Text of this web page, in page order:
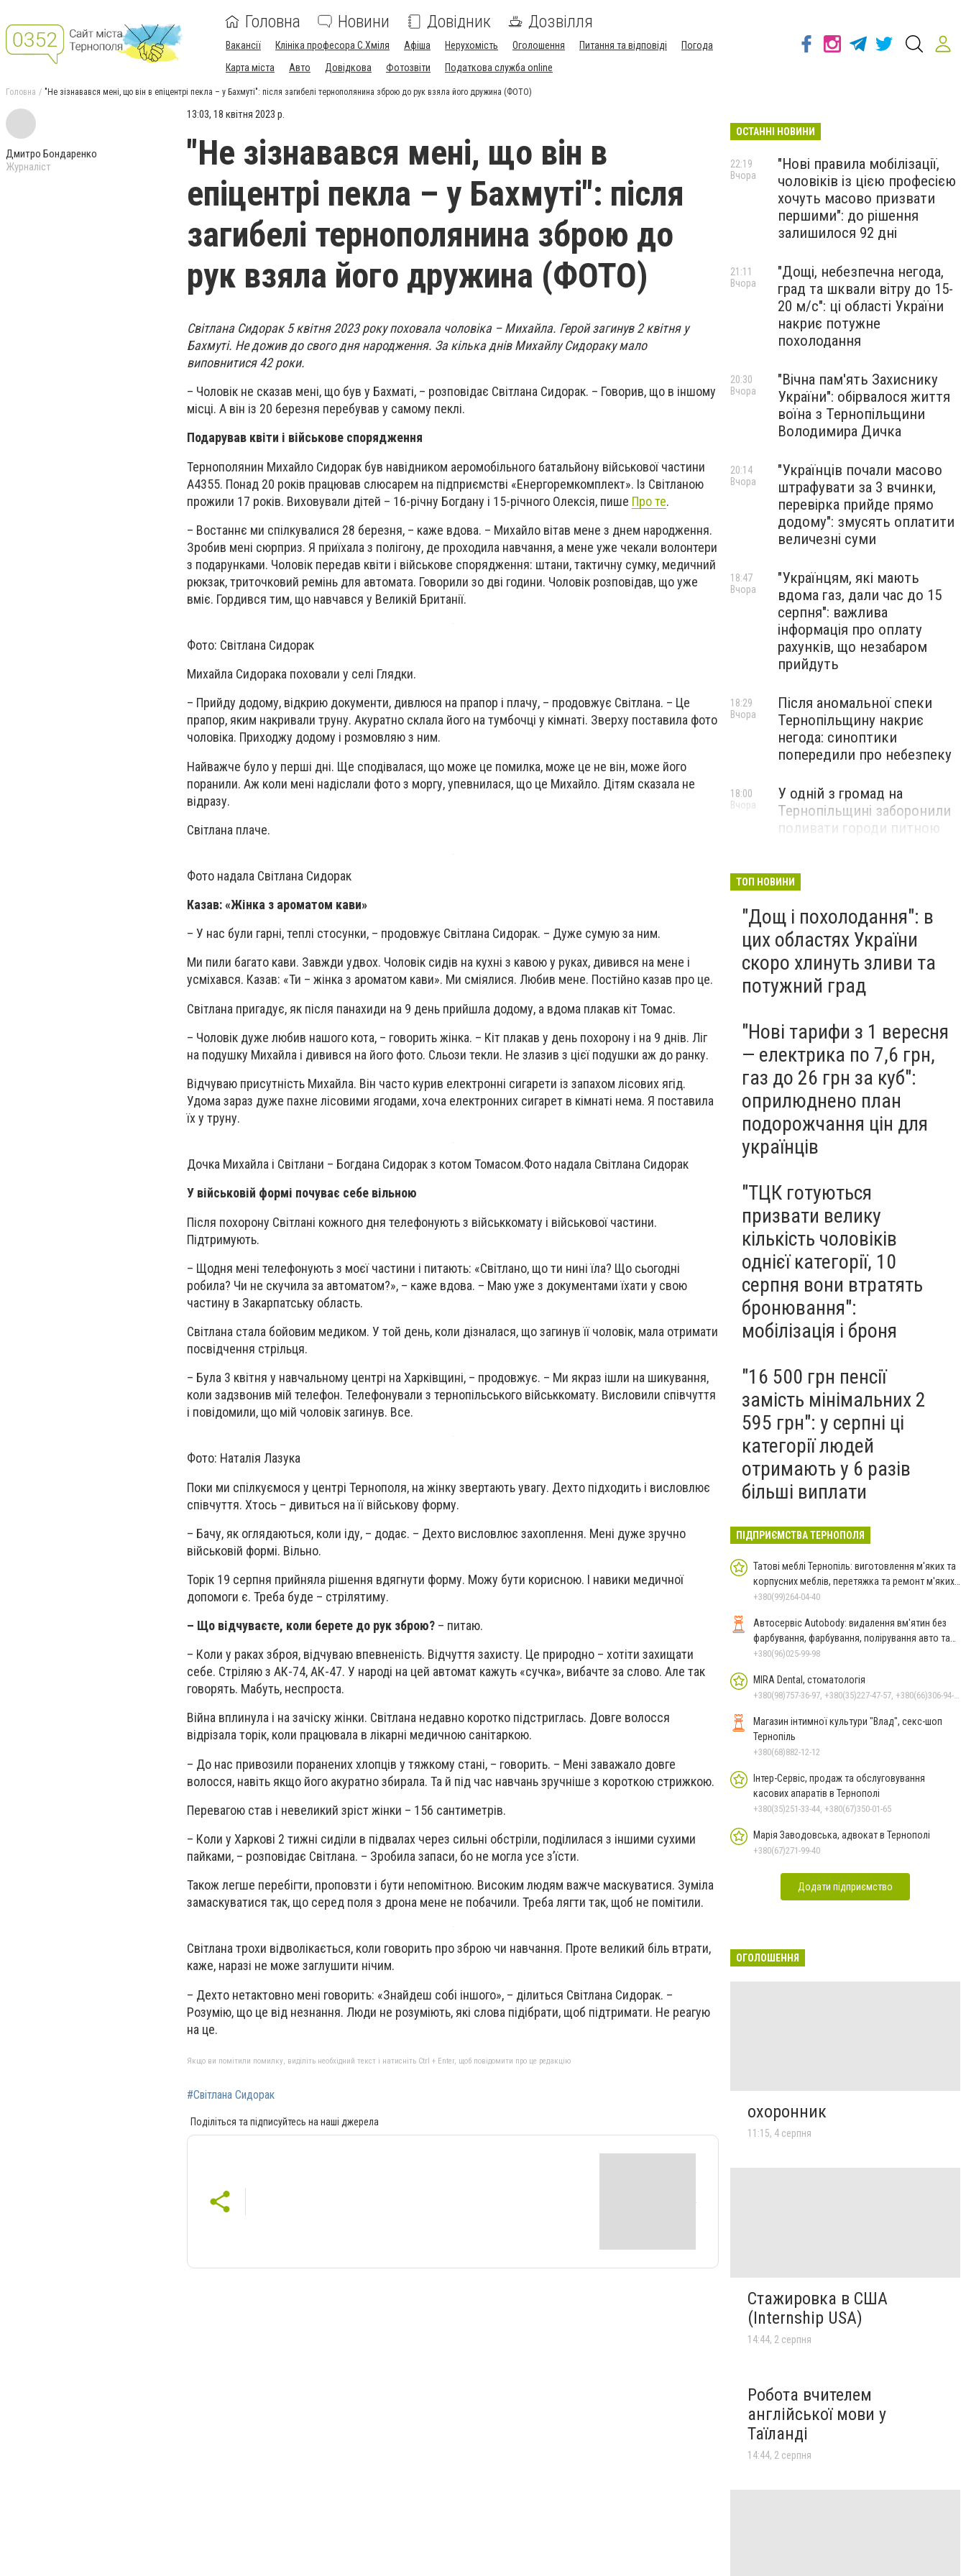
Головна Новини Довідник Дозвілля
Вакансії Клініка професора С.Хміля Афіша Нерухомість Оголошення Питання та відповіді
Погода
Карта міста
Авто Довідкова Фотозвіти Податкова служба online
Головна "Не зізнавався мені, що він в епіцентрі пекла – у Бахмуті": після загибелі тернополянина зброю до рук взяла його дружина (ФОТО)
Дмитро Бондаренко
Журналіст
13:03, 18 квітня 2023 р.
"Не зізнавався мені, що він в
епіцентрі пекла – у Бахмуті": після
загибелі тернополянина зброю до
рук взяла його дружина (ФОТО)
Світлана Сидорак 5 квітня 2023 року поховала чоловіка – Михайла. Герой загинув 2 квітня у
Бахмуті. Не дожив до свого дня народження. За кілька днів Михайлу Сидораку мало
виповнитися 42 роки.
– Чоловік не сказав мені, що був у Бахматі, – розповідає Світлана Сидорак. – Говорив, що в іншому
місці. А він із 20 березня перебував у самому пеклі.
Подарував квіти і військове спорядження
Тернополянин Михайло Сидорак був навідником аеромобільного батальйону військової частини
А4355. Понад 20 років працював слюсарем на підприємстві «Енергоремкомплект». Із Світланою
прожили 17 років. Виховували дітей – 16-річну Богдану і 15-річного Олексія, пише Про те.
– Востаннє ми спілкувалися 28 березня, – каже вдова. – Михайло вітав мене з днем народження.
Зробив мені сюрприз. Я приїхала з полігону, де проходила навчання, а мене уже чекали волонтери
з подарунками. Чоловік передав квіти і військове спорядження: штани, тактичну сумку, медичний
рюкзак, триточковий ремінь для автомата. Говорили зо дві години. Чоловік розповідав, що уже
вміє. Гордився тим, що навчався у Великій Британії.
Фото: Світлана Сидорак
Михайла Сидорака поховали у селі Глядки.
– Прийду додому, відкрию документи, дивлюся на прапор і плачу, – продовжує Світлана. – Це
прапор, яким накривали труну. Акуратно склала його на тумбочці у кімнаті. Зверху поставила фото
чоловіка. Приходжу додому і розмовляю з ним.
Найважче було у перші дні. Ще сподівалася, що може це помилка, може це не він, може його
поранили. Аж коли мені надіслали фото з моргу, упевнилася, що це Михайло. Дітям сказала не
відразу.
Світлана плаче.
Фото надала Світлана Сидорак
Казав: «Жінка з ароматом кави»
– У нас були гарні, теплі стосунки, – продовжує Світлана Сидорак. – Дуже сумую за ним.
Ми пили багато кави. Завжди удвох. Чоловік сидів на кухні з кавою у руках, дивився на мене і
усміхався. Казав: «Ти – жінка з ароматом кави». Ми сміялися. Любив мене. Постійно казав про це.
Світлана пригадує, як після панахиди на 9 день прийшла додому, а вдома плакав кіт Томас.
– Чоловік дуже любив нашого кота, – говорить жінка. – Кіт плакав у день похорону і на 9 днів. Ліг
на подушку Михайла і дивився на його фото. Сльози текли. Не злазив з цієї подушки аж до ранку.
Відчуваю присутність Михайла. Він часто курив електронні сигарети із запахом лісових ягід.
Удома зараз дуже пахне лісовими ягодами, хоча електронних сигарет в кімнаті нема. Я поставила
їх у труну.
Дочка Михайла і Світлани – Богдана Сидорак з котом Томасом.Фото надала Світлана Сидорак
У військовій формі почуває себе вільною
Після похорону Світлані кожного дня телефонують з військкомату і військової частини.
Підтримують.
– Щодня мені телефонують з моєї частини і питають: «Світлано, що ти нині їла? Що сьогодні
робила? Чи не скучила за автоматом?», – каже вдова. – Маю уже з документами їхати у свою
частину в Закарпатську область.
Світлана стала бойовим медиком. У той день, коли дізналася, що загинув її чоловік, мала отримати
посвідчення стрільця.
– Була 3 квітня у навчальному центрі на Харківщині, – продовжує. – Ми якраз ішли на шикування,
коли задзвонив мій телефон. Телефонували з тернопільського військкомату. Висловили співчуття
і повідомили, що мій чоловік загинув. Все.
Фото: Наталія Лазука
Поки ми спілкуємося у центрі Тернополя, на жінку звертають увагу. Дехто підходить і висловлює
співчуття. Хтось – дивиться на її військову форму.
– Бачу, як оглядаються, коли іду, – додає. – Дехто висловлює захоплення. Мені дуже зручно
військовій формі. Вільно.
Торік 19 серпня прийняла рішення вдягнути форму. Можу бути корисною. І навики медичної
допомоги є. Треба буде – стрілятиму.
– Що відчуваєте, коли берете до рук зброю? – питаю.
– Коли у раках зброя, відчуваю впевненість. Відчуття захисту. Це природно – хотіти захищати
себе. Стріляю з АК-74, АК-47. У народі на цей автомат кажуть «сучка», вибачте за слово. Але так
говорять. Мабуть, неспроста.
Війна вплинула і на зачіску жінки. Світлана недавно коротко підстриглась. Довге волосся
відрізала торік, коли працювала в лікарні медичною санітаркою.
– До нас привозили поранених хлопців у тяжкому стані, – говорить. – Мені заважало довге
волосся, навіть якщо його акуратно збирала. Та й під час навчань зручніше з короткою стрижкою.
Перевагою став і невеликий зріст жінки – 156 сантиметрів.
– Коли у Харкові 2 тижні сиділи в підвалах через сильні обстріли, поділилася з іншими сухими
пайками, – розповідає Світлана. – Зробила запаси, бо не могла усе з’їсти.
Також легше перебігти, проповзти і бути непомітною. Високим людям важче маскуватися. Зуміла
замаскуватися так, що серед поля з дрона мене не побачили. Треба лягти так, щоб не помітили.
Світлана трохи відволікається, коли говорить про зброю чи навчання. Проте великий біль втрати,
каже, наразі не може заглушити нічим.
– Дехто нетактовно мені говорить: «Знайдеш собі іншого», – ділиться Світлана Сидорак. –
Розумію, що це від незнання. Люди не розуміють, які слова підібрати, щоб підтримати. Не реагую
на це.
Якщо ви помітили помилку, виділіть необхідний текст і натисніть Ctrl + Enter, щоб повідомити про це редакцію
#Світлана Сидорак
Поділіться та підписуйтесь на наші джерела
ОСТАННІ НОВИНИ
"Нові правила мобілізації,
чоловіків із цією професією
хочуть масово призвати
першими": до рішення
залишилося 92 дні
22:19
Вчора
"Дощі, небезпечна негода,
град та шквали вітру до 15-
20 м/с": ці області України
накриє потужне
похолодання
21:11
Вчора
"Вічна пам'ять Захиснику
України": обірвалося життя
воїна з Тернопільщини
Володимира Дичка
20:30
Вчора
"Українців почали масово
штрафувати за 3 вчинки,
перевірка прийде прямо
додому": змусять оплатити
величезні суми
20:14
Вчора
"Українцям, які мають
вдома газ, дали час до 15
серпня": важлива
інформація про оплату
рахунків, що незабаром
прийдуть
18:47
Вчора
Після аномальної спеки
Тернопільщину накриє
негода: синоптики
попередили про небезпеку
18:29
Вчора
У одній з громад на
Тернопільщині заборонили
поливати городи питною
18:00
Вчора
миті: на Тернопільщині
знешкодили боєприпас
Вчора
ТОП НОВИНИ
"Дощ і похолодання": в
цих областях України
скоро хлинуть зливи та
потужний град
"Нові тарифи з 1 вересня
— електрика по 7,6 грн,
газ до 26 грн за куб":
оприлюднено план
подорожчання цін для
українців
"ТЦК готуються
призвати велику
кількість чоловіків
однієї категорії, 10
серпня вони втратять
бронювання":
мобілізація і броня
"16 500 грн пенсії
замість мінімальних 2
595 грн": у серпні ці
категорії людей
отримають у 6 разів
більші виплати
ПІДПРИЄМСТВА ТЕРНОПОЛЯ
Татові меблі Тернопіль: виготовлення м'яких та
корпусних меблів, перетяжка та ремонт м'яких
меблів
+380(99)264-04-40
Автосервіс Autobody: видалення вм'ятин без
фарбування, фарбування, полірування авто та
фар Тернопіль
+380(96)025-99-98
MIRA Dental, стоматологія
+380(98)757-36-97, +380(35)227-47-57, +380(66)306-94-21, +380(67)769-81-23
Магазин інтимної культури "Влад", секс-шоп
Тернопіль
+380(68)882-12-12
Інтер-Сервіс, продаж та обслуговування
касових апаратів в Тернополі
+380(35)251-33-44, +380(67)350-01-65
Марія Заводовська, адвокат в Тернополі
+380(67)271-99-40
Додати підприємство
ОГОЛОШЕННЯ
охоронник
11:15, 4 серпня
Стажировка в США
(Internship USA)
14:44, 2 серпня
Робота вчителем
англійської мови у
Таїланді
14:44, 2 серпня